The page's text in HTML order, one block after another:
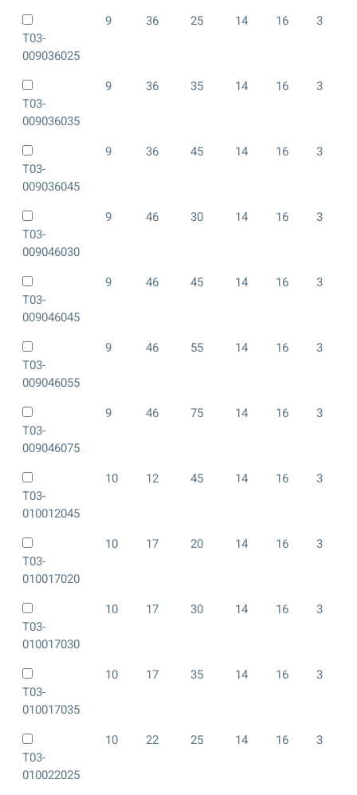
T03-
009036025
9 36 25 14 16 3
T03-
009036035
9 36 35 14 16 3
T03-
009036045
9 36 45 14 16 3
T03-
009046030
9 46 30 14 16 3
T03-
009046045
9 46 45 14 16 3
T03-
009046055
9 46 55 14 16 3
T03-
009046075
9 46 75 14 16 3
T03-
010012045
10 12 45 14 16 3
T03-
010017020
10 17 20 14 16 3
T03-
010017030
10 17 30 14 16 3
T03-
010017035
10 17 35 14 16 3
T03-
010022025
10 22 25 14 16 3